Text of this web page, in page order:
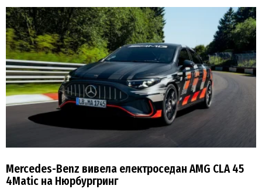
Mercedes-Benz вивела електроседан AMG CLA 45
4Matic на Нюрбургринг